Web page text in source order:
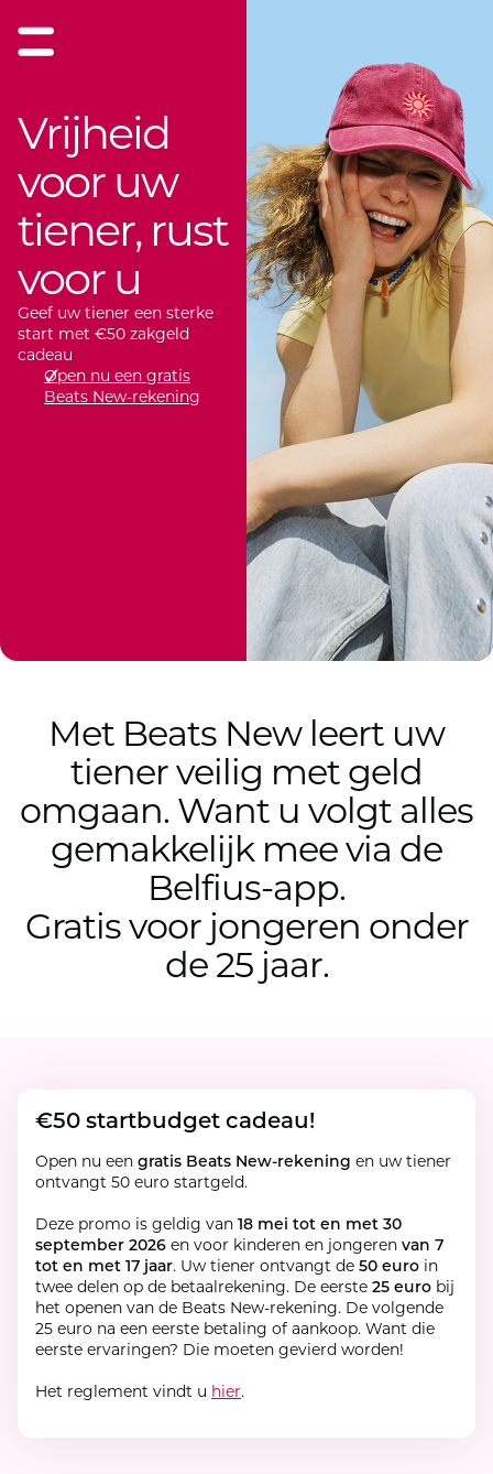
Vrijheid
voor uw
tiener, rust
voor u
Geef uw tiener een sterke
start met €50 zakgeld
cadeau
Open nu een gratis
Beats New-rekening
Met Beats New leert uw
tiener veilig met geld
omgaan. Want u volgt alles
gemakkelijk mee via de
Belfius-app.
Gratis voor jongeren onder
de 25 jaar.
€50 startbudget cadeau!
Open nu een gratis Beats New-rekening en uw tiener
ontvangt 50 euro startgeld.
Deze promo is geldig van 18 mei tot en met 30
september 2026 en voor kinderen en jongeren van 7
tot en met 17 jaar. Uw tiener ontvangt de 50 euro in
twee delen op de betaalrekening. De eerste 25 euro bij
het openen van de Beats New-rekening. De volgende
25 euro na een eerste betaling of aankoop. Want die
eerste ervaringen? Die moeten gevierd worden!
Het reglement vindt u hier.